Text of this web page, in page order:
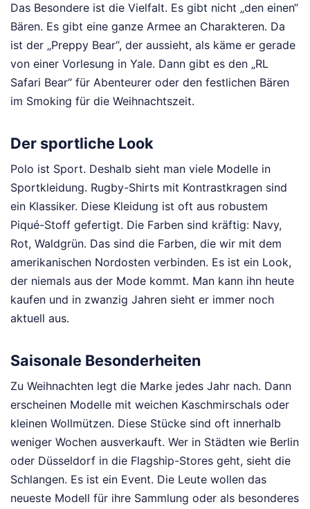
Das Besondere ist die Vielfalt. Es gibt nicht „den einen“
Bären. Es gibt eine ganze Armee an Charakteren. Da
ist der „Preppy Bear“, der aussieht, als käme er gerade
von einer Vorlesung in Yale. Dann gibt es den „RL
Safari Bear“ für Abenteurer oder den festlichen Bären
im Smoking für die Weihnachtszeit.
Der sportliche Look
Polo ist Sport. Deshalb sieht man viele Modelle in
Sportkleidung. Rugby-Shirts mit Kontrastkragen sind
ein Klassiker. Diese Kleidung ist oft aus robustem
Piqué-Stoff gefertigt. Die Farben sind kräftig: Navy,
Rot, Waldgrün. Das sind die Farben, die wir mit dem
amerikanischen Nordosten verbinden. Es ist ein Look,
der niemals aus der Mode kommt. Man kann ihn heute
kaufen und in zwanzig Jahren sieht er immer noch
aktuell aus.
Saisonale Besonderheiten
Zu Weihnachten legt die Marke jedes Jahr nach. Dann
erscheinen Modelle mit weichen Kaschmirschals oder
kleinen Wollmützen. Diese Stücke sind oft innerhalb
weniger Wochen ausverkauft. Wer in Städten wie Berlin
oder Düsseldorf in die Flagship-Stores geht, sieht die
Schlangen. Es ist ein Event. Die Leute wollen das
neueste Modell für ihre Sammlung oder als besonderes